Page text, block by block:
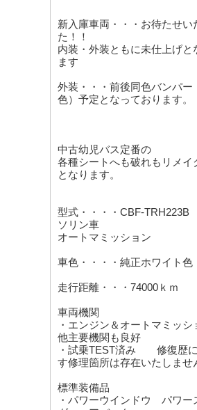
新入庫車両・・・お待たせい
た！！
内装・外装ともに未仕上げと
ます
外装・・・前後同色バンパー
色）予定となっております。
中古幼児バス定番の
各種シートへも破れもリメイ
となります。
型式・・・・CBF-
ソリン車
オートマミッション
車色・・・・純正ホワイト色
走行距離・・・74000ｋｍ
車両機関
・エンジン＆オートマミッ
他主要機関も良好
・試乗TEST済み 修復歴に
す修理箇所は存在いたしませ
標準装備品
・パワーウインドウ パワー